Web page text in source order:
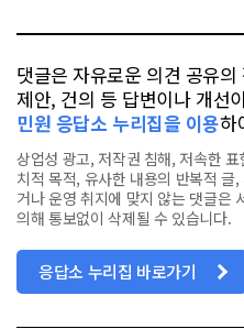
댓글은 자유로운 의견 공유
제안, 건의 등 답변이나 개선
민원 응답소 누리집을 이용하
상업성 광고, 저작권 침해, 저속한
치적 목적, 유사한 내용의 반복적
거나 운영 취지에 맞지 않는 댓글은
의해 통보없이 삭제될 수 있습니다.
응답소 누리집 바로가기